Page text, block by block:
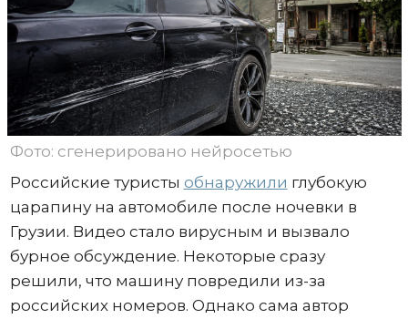
Фото: сгенерировано нейросетью
Российские туристы обнаружили глубокую
царапину на автомобиле после ночевки в
Грузии. Видео стало вирусным и вызвало
бурное обсуждение. Некоторые сразу
решили, что машину повредили из-за
российских номеров. Однако сама автор